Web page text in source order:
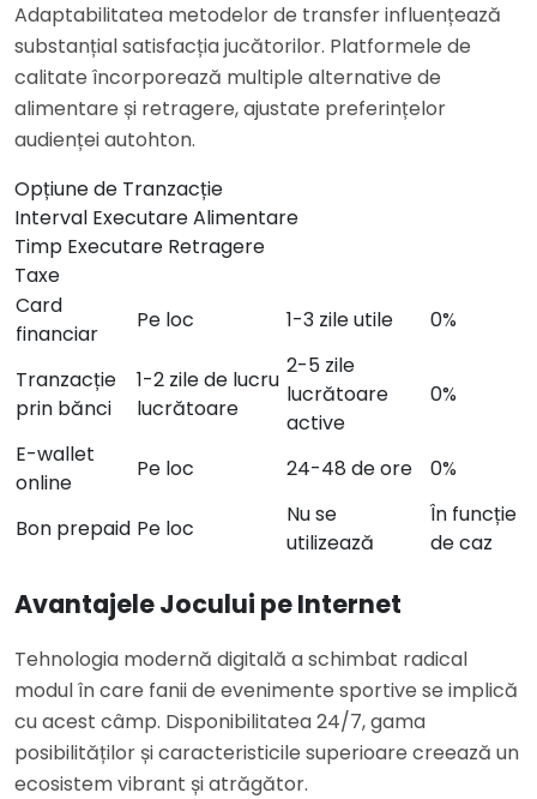
Adaptabilitatea metodelor de transfer influențează
substanțial satisfacția jucătorilor. Platformele de
calitate încorporează multiple alternative de
alimentare și retragere, ajustate preferințelor
audienței autohton.
Opțiune de Tranzacție
Interval Executare Alimentare
Timp Executare Retragere
Taxe
Card
financiar
Pe loc 1-3 zile utile 0%
Tranzacție
prin bănci
1-2 zile de lucru
lucrătoare
2-5 zile
lucrătoare
active
0%
E-wallet
online
Pe loc 24-48 de ore 0%
Bon prepaid Pe loc
Nu se
utilizează
În funcție
de caz
Avantajele Jocului pe Internet
Tehnologia modernă digitală a schimbat radical
modul în care fanii de evenimente sportive se implică
cu acest câmp. Disponibilitatea 24/7, gama
posibilităților și caracteristicile superioare creează un
ecosistem vibrant și atrăgător.